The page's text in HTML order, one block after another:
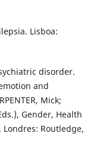
Lisboa:
disorder.
and
Mick;
Gender, Health
Routledge,